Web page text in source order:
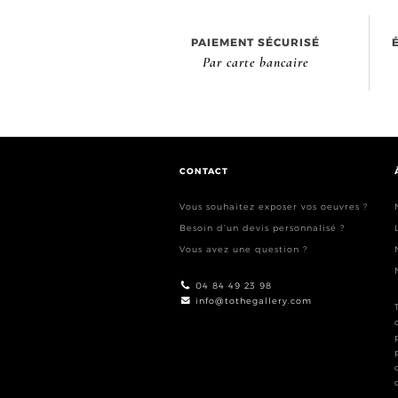
PAIEMENT SÉCURISÉ
Par carte bancaire
CONTACT
Vous souhaitez exposer vos oeuvres ?
Besoin d’un devis personnalisé ?
Vous avez une question ?
04 84 49 23 98
info@tothegallery.com